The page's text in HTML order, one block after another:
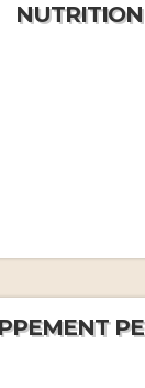
NUTRITION